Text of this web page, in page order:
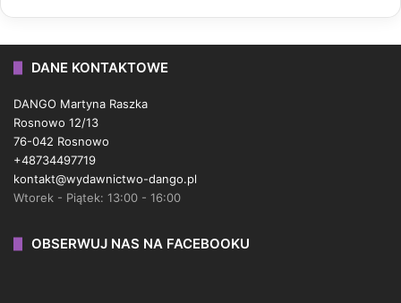
DANE KONTAKTOWE
DANGO Martyna Raszka
Rosnowo 12/13
76-042 Rosnowo
+48734497719
kontakt@wydawnictwo-dango.pl
Wtorek - Piątek: 13:00 - 16:00
OBSERWUJ NAS NA FACEBOOKU